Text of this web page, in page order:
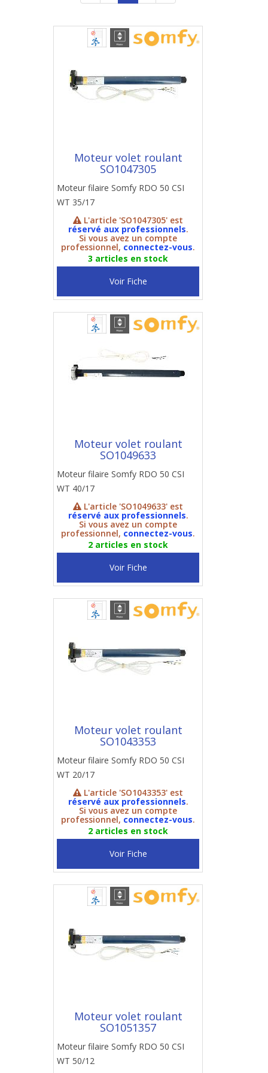
Moteur volet roulant
SO1047305
Moteur filaire Somfy RDO 50 CSI
WT 35/17
L'article 'SO1047305' est
réservé aux professionnels.
Si vous avez un compte
professionnel, connectez-vous.
3 articles en stock
Voir Fiche
Moteur volet roulant
SO1049633
Moteur filaire Somfy RDO 50 CSI
WT 40/17
L'article 'SO1049633' est
réservé aux professionnels.
Si vous avez un compte
professionnel, connectez-vous.
2 articles en stock
Voir Fiche
Moteur volet roulant
SO1043353
Moteur filaire Somfy RDO 50 CSI
WT 20/17
L'article 'SO1043353' est
réservé aux professionnels.
Si vous avez un compte
professionnel, connectez-vous.
2 articles en stock
Voir Fiche
Moteur volet roulant
SO1051357
Moteur filaire Somfy RDO 50 CSI
WT 50/12